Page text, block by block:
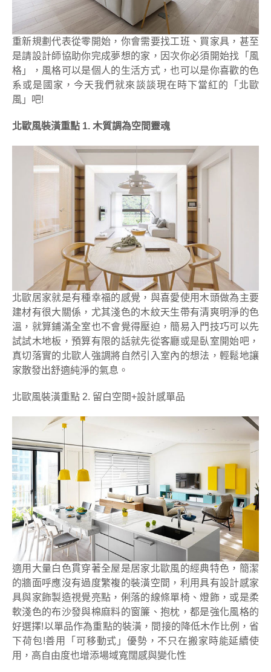
重新規劃代表從零開始，你會需要找工班、買家具，甚至
是請設計師協助你完成夢想的家，因次你必須開始找「風
格」，風格可以是個人的生活方式，也可以是你喜歡的色
系或是國家，今天我們就來談談現在時下當紅的「北歐
風」吧!
北歐風裝潢重點 1. 木質調為空間靈魂
北歐居家就是有種幸福的感覺，與喜愛使用木頭做為主要
建材有很大關係，尤其淺色的木紋天生帶有清爽明淨的色
溫，就算鋪滿全室也不會覺得壓迫，簡易入門技巧可以先
試試木地板，預算有限的話就先從客廳或是臥室開始吧，
真切落實的北歐人強調將自然引入室內的想法，輕鬆地讓
家散發出舒適純淨的氣息。
北歐風裝潢重點 2. 留白空間+設計感單品
適用大量白色貫穿著全屋是居家北歐風的經典特色，簡潔
的牆面呼應沒有過度繁複的裝潢空間，利用具有設計感家
具與家飾製造視覺亮點，俐落的線條單椅、燈飾，或是柔
軟淺色的布沙發與棉麻料的窗簾、抱枕，都是強化風格的
好選擇!以單品作為重點的裝潢，間接的降低木作比例，省
下荷包!善用「可移動式」優勢，不只在搬家時能延續使
用，高自由度也增添場域寬闊感與變化性